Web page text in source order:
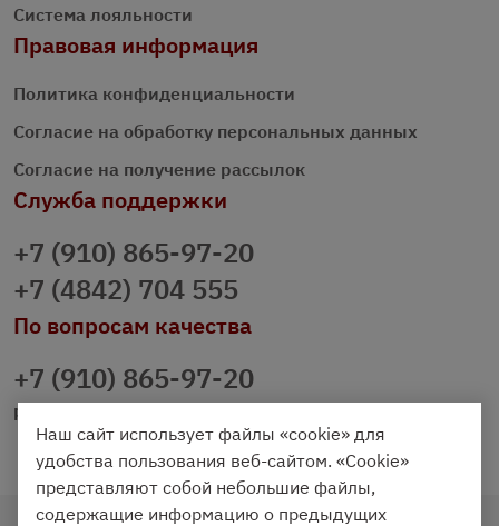
Система лояльности
Правовая информация
Политика конфиденциальности
Согласие на обработку персональных данных
Согласие на получение рассылок
Служба поддержки
+7 (910) 865-97-20
+7 (4842) 704 555
По вопросам качества
+7 (910) 865-97-20
prazdnichniy40@palmi.ru
Наш сайт использует файлы «cookie» для
удобства пользования веб-сайтом. «Cookie»
представляют собой небольшие файлы,
содержащие информацию о предыдущих